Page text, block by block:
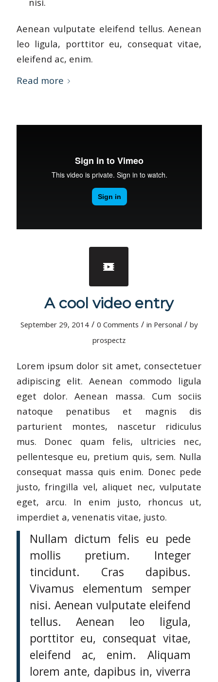
Aenean vulputate eleifend tellus. Aenean
leo ligula, porttitor eu, consequat vitae,
eleifend ac, enim.
Read more
A cool video entry
September 29, 2014 / 0 Comments / in Personal / by
prospectz
Lorem ipsum dolor sit amet, consectetuer
adipiscing elit. Aenean commodo ligula
eget dolor. Aenean massa. Cum sociis
natoque penatibus et magnis dis
parturient montes, nascetur ridiculus
mus. Donec quam felis, ultricies nec,
pellentesque eu, pretium quis, sem. Nulla
consequat massa quis enim. Donec pede
justo, fringilla vel, aliquet nec, vulputate
eget, arcu. In enim justo, rhoncus ut,
imperdiet a, venenatis vitae, justo.
Nullam dictum felis eu pede
mollis pretium. Integer
tincidunt. Cras dapibus.
Vivamus elementum semper
nisi. Aenean vulputate eleifend
tellus. Aenean leo ligula,
porttitor eu, consequat vitae,
eleifend ac, enim. Aliquam
lorem ante, dapibus in, viverra